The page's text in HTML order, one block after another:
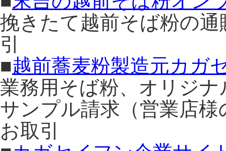
挽きたて越前そば粉の
引
■越前蕎麦粉製造元カガ
業務用そば粉、オリジ
サンプル請求（営業店
お取引